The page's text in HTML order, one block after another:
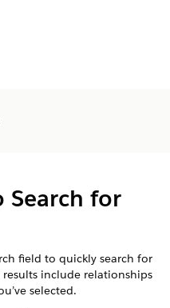
Search for
field to quickly search for
include relationships
selected.